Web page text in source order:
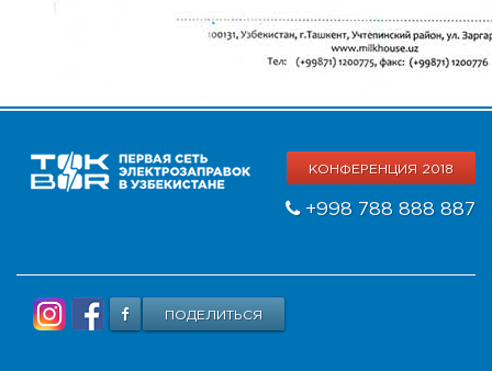
КОНФЕРЕНЦИЯ 2018
+998 788 888 887
ПОДЕЛИТЬСЯ